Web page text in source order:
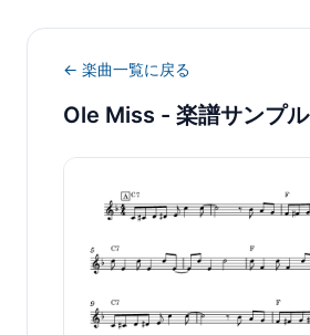
← 楽曲一覧に戻る
Ole Miss - 楽譜サンプル